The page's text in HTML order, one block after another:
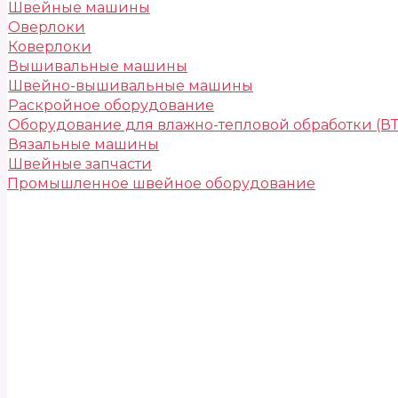
Швейные машины
Оверлоки
Коверлоки
Вышивальные машины
Швейно-вышивальные машины
Раскройное оборудование
Оборудование для влажно-тепловой обработки
Вязальные машины
Швейные запчасти
Промышленное швейное оборудование